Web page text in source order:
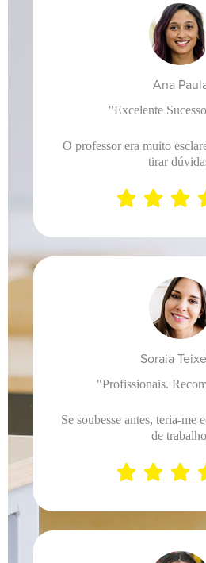
Ana
"Excelente
O professor era muito
tirar
  
Soraia
"Profissionais.
Se soubesse antes, teria-me
de
  